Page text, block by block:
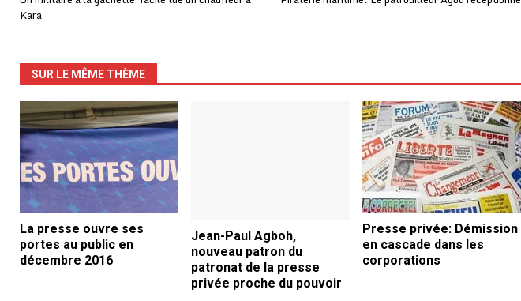
Kara
SUR LE MÊME THÈME
La presse ouvre ses
portes au public en
décembre 2016
Jean-Paul Agboh,
nouveau patron du
patronat de la presse
privée proche du pouvoir
Presse privée: Démission
en cascade dans les
corporations